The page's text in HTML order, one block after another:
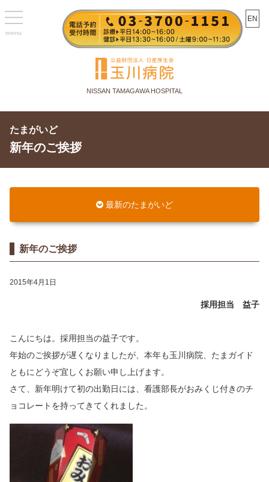
EN
NISSAN TAMAGAWA HOSPITAL
たまがいど
新年のご挨拶
最新のたまがいど
新年のご挨拶
2015年4月1日
採用担当 益子
こんにちは。採用担当の益子です。
年始のご挨拶が遅くなりましたが、本年も玉川病院、たまガイド
ともにどうぞ宜しくお願い申し上げます。
さて、新年明けて初の出勤日には、看護部長がおみくじ付きのチ
ョコレートを持ってきてくれました。
toggle
navigation